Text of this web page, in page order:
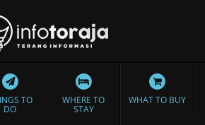
TO
DO
WHERE TO
STAY
WHAT TO BUY